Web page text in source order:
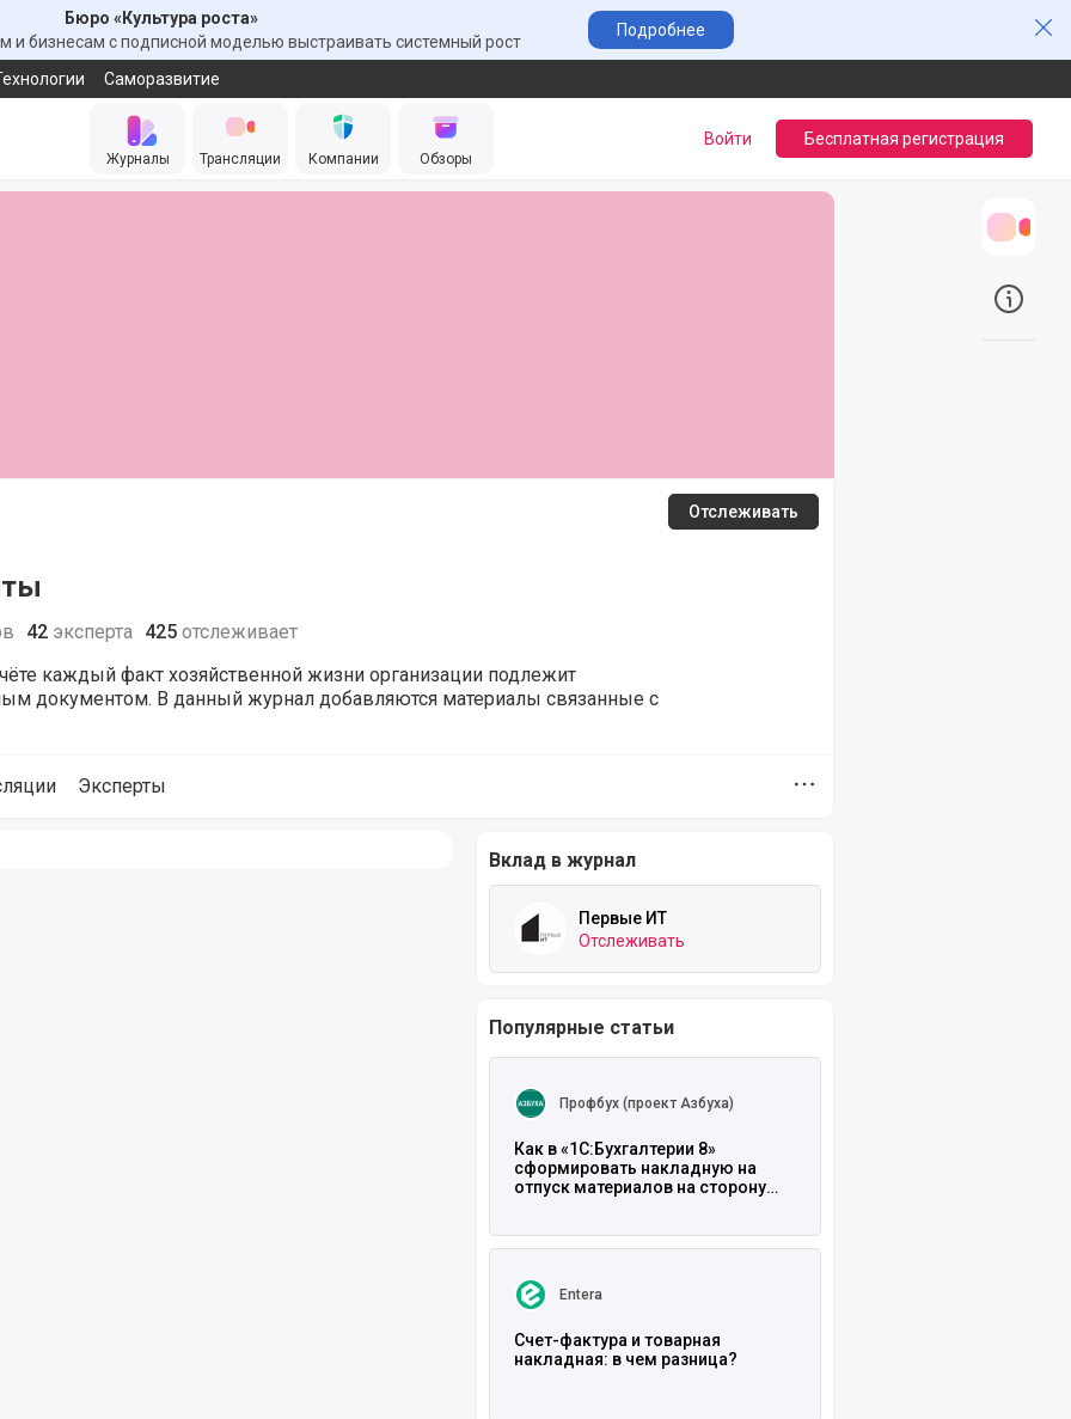
Бюро «Культура роста»
и бизнесам с подписной моделью выстраивать системный рост
Подробнее
Саморазвитие
Журналы Трансляции Компании Обзоры
Войти Бесплатная регистрация
Отслеживать
42 эксперта 425 отслеживает
каждый факт хозяйственной жизни организации подлежит
документом. В данный журнал добавляются материалы связанные с
Эксперты Дополнительное меню
Вклад в журнал
Первые ИТ
Отслеживать
Популярные статьи
Профбух (проект Азбуха)
Как в «1С:Бухгалтерии 8»
сформировать накладную на
отпуск материалов на сторону
Entera
Счет-фактура и товарная
накладная: в чем разница?
О